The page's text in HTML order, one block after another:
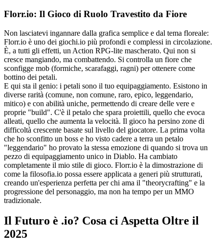
Florr.io: Il Gioco di Ruolo Travestito da Fiore
Non lasciatevi ingannare dalla grafica semplice e dal tema floreale:
Florr.io è uno dei giochi.io più profondi e complessi in circolazione.
È, a tutti gli effetti, un Action RPG-lite mascherato. Qui non si
cresce mangiando, ma combattendo. Si controlla un fiore che
sconfigge mob (formiche, scarafaggi, ragni) per ottenere come
bottino dei petali.
E qui sta il genio: i petali sono il tuo equipaggiamento. Esistono in
diverse rarità (comune, non comune, raro, epico, leggendario,
mitico) e con abilità uniche, permettendo di creare delle vere e
proprie "build". C'è il petalo che spara proiettili, quello che evoca
alleati, quello che aumenta la velocità. Il gioco ha persino zone di
difficoltà crescente basate sul livello del giocatore. La prima volta
che ho sconfitto un boss e ho visto cadere a terra un petalo
"leggendario" ho provato la stessa emozione di quando si trova un
pezzo di equipaggiamento unico in Diablo. Ha cambiato
completamente il mio stile di gioco. Florr.io è la dimostrazione di
come la filosofia.io possa essere applicata a generi più strutturati,
creando un'esperienza perfetta per chi ama il "theorycrafting" e la
progressione del personaggio, ma non ha tempo per un MMO
tradizionale.
Il Futuro è .io? Cosa ci Aspetta Oltre il
2025